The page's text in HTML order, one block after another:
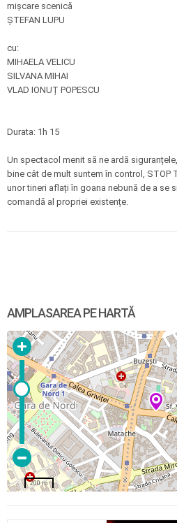
mișcare scenică
ȘTEFAN LUPU
cu:
MIHAELA VELICU
SILVANA MIHAI
VLAD IONUȚ POPESCU
Durata: 1h 15
Un spectacol menit să ne ardă
bine cât de mult suntem în control, STOP
unor tineri aflați în goana nebună de a se
comandă al propriei existențe.
AMPLASAREA PE HARTĂ
200 m